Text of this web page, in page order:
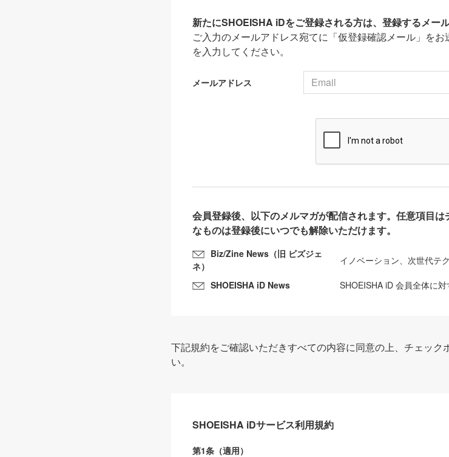
新たにSHOEISHA iDをご登録される方は、登録するメー
ご入力のメールアドレス宛てに「仮登録確認メール」を
を入力してください。
メールアドレス
会員登録後、以下のメルマガが配信されます。任意項目
なものは登録後にいつでも解除いただけます。
Biz/Zine News（旧 ビズジェ
ネ）
イノベーション、次世代テ
SHOEISHA iD News SHOEISHA iD 会員全体に
下記規約をご確認いただきすべての内容に同意の上、チェック
い。
SHOEISHA iDサービス利用規約
第1条（適用）